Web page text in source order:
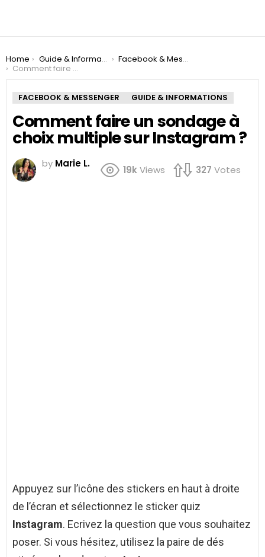
You are here:
Home Guide & Informations
Facebook & Messenger
Comment faire un sondage à choix multiple sur Instagram ?
FACEBOOK & MESSENGER GUIDE & INFORMATIONS
Comment faire un sondage à
choix multiple sur Instagram ?
by Marie L.
19kViews 327 Votes
Appuyez sur l’icône des stickers en haut à droite
de l’écran et sélectionnez le sticker quiz
Instagram. Ecrivez la question que vous souhaitez
poser. Si vous hésitez, utilisez la paire de dés